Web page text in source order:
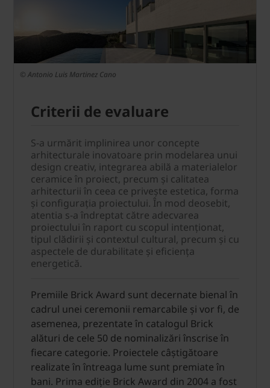
© Antonio Luis Martinez Cano
Criterii de evaluare
S-a urmărit implinirea unor concepte
arhitecturale inovatoare prin modelarea unui
design creativ, integrarea abilă a materialelor
ceramice în proiect, precum și calitatea
arhitecturii în ceea ce privește estetica, forma
și configurația proiectului. În mod deosebit,
atentia s-a îndreptat către adecvarea
proiectului în raport cu scopul intenționat,
tipul clădirii și contextul cultural, precum și cu
aspectele de durabilitate și eficiența
energetică.
Premiile Brick Award sunt decernate bienal în
cadrul unei ceremonii remarcabile și vor fi, de
asemenea, prezentate în catalogul Brick
alături de cele 50 de nominalizări înscrise în
fiecare categorie. Proiectele câștigătoare
realizate în întreaga lume sunt premiate în
bani. Prima ediție Brick Award din 2004 a fost